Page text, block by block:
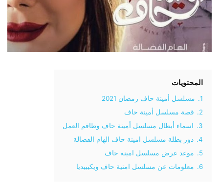
المحتويات
1.
مسلسل أمينة حاف رمضان 2021
2.
قصة مسلسل أمينة حاف
3.
اسماء أبطال مسلسل أمينة حاف وطاقم العمل
4.
دور بطلة مسلسل امينة حاف الهام الفضالة
5.
موعد عرض مسلسل امينه حاف
6.
معلومات عن مسلسل امنية حاف ويكيبيديا